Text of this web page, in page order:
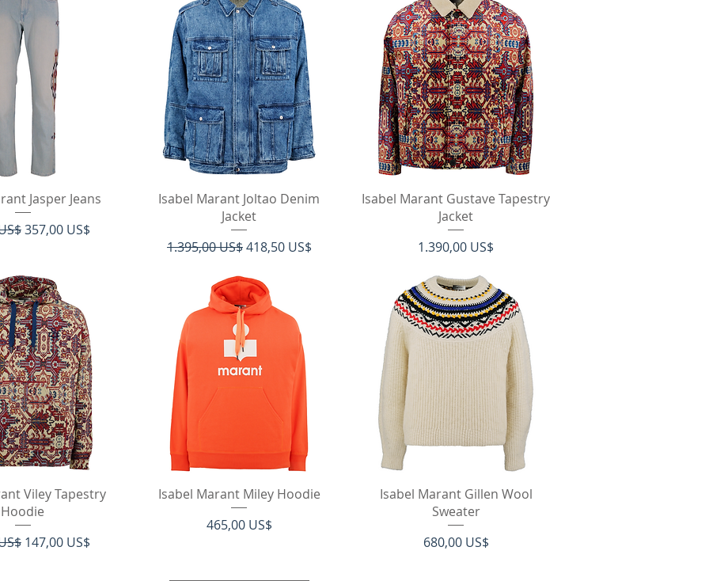
Jasper Jeans
prisSalgspris
357,00 US$
Hurtigvisning
Isabel Marant Joltao Denim
Jacket
Regulær pris
1.395,00 US$Salgspris
418,50 US$
Hurtigvisning
Isabel Marant Gustave Tapestry
Jacket
Pris
1.390,00 US$
Viley Tapestry
Hoodie
prisSalgspris
147,00 US$
Hurtigvisning
Isabel Marant Miley Hoodie
Pris
465,00 US$
Hurtigvisning
Isabel Marant Gillen Wool
Sweater
Pris
680,00 US$